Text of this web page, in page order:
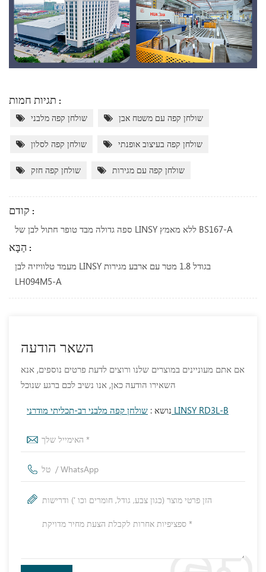
תגיות חמות :
שולחן קפה מלבני שולחן קפה עם משטח אבן
שולחן קפה לסלון שולחן קפה בעיצוב אופנתי
שולחן קפה חזק שולחן קפה עם מגירות
קודם :
ספה גדולה מבד טופר חתול לבן של LINSY ללא מאמץ BS167-A
הַבָּא :
מעמד טלוויזיה לבן LINSY בגודל 1.8 מטר עם ארבע מגירות
LH094M5-A
השאר הודעה
אם אתם מעוניינים במוצרים שלנו ורוצים לדעת פרטים נוספים, אנא
השאירו הודעה כאן, אנו נשיב לכם ברגע שנוכל
נושא : שולחן קפה מלבני רב-תכליתי מודרני LINSY RD3L-B